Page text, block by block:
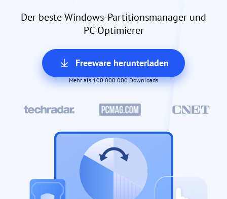
Der beste Windows-Partitionsmanager und
PC-Optimierer
Freeware herunterladen
Mehr als 100.000.000 Downloads